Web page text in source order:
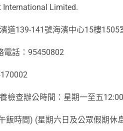
International Limited.
道139-141號海濱中心15樓
電話：95450802
檢查辦公時間：星期一至五
飯時間) (星期六日及公眾假期休